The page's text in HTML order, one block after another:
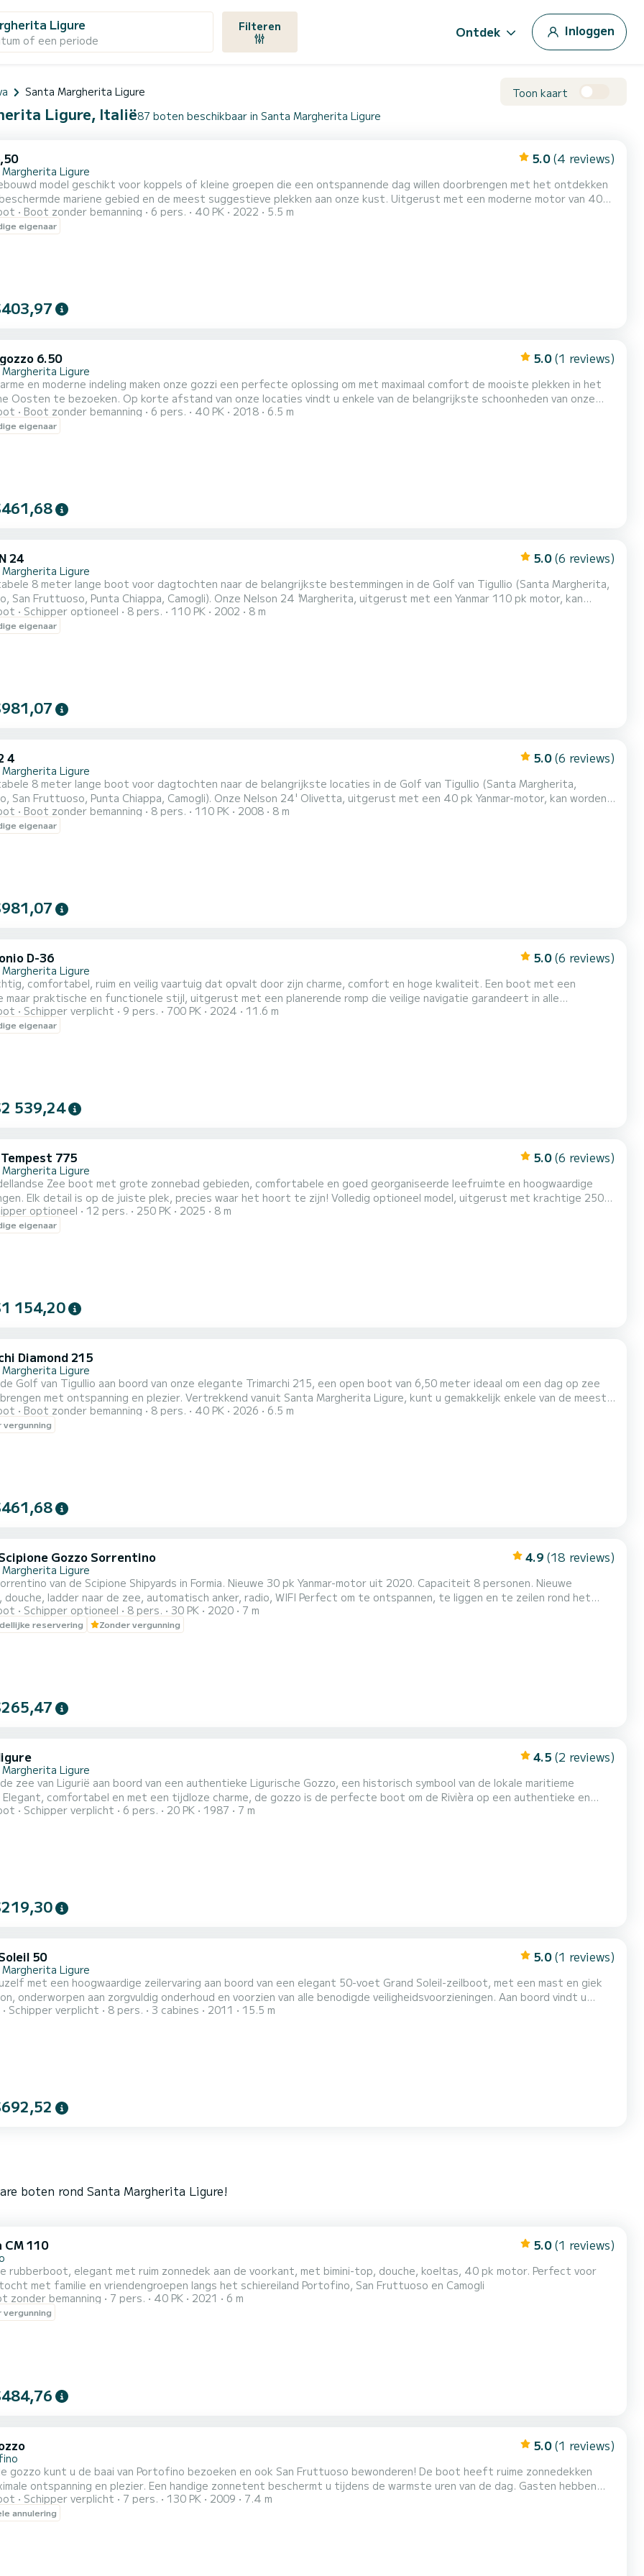
Ligure
of een periode
Filteren Ontdek Inloggen
Santa Margherita Ligure Toon kaart
Ligure, Italië87 boten beschikbaar in Santa Margherita Ligure
5.0 (4 reviews)
Ligure
model geschikt voor koppels of kleine groepen die een ontspannende dag willen doorbrengen met het ontdekken
mariene gebied en de meest suggestieve plekken aan onze kust. Uitgerust met een moderne motor van 40
geen nautische vergunning vereist is, is dit de ideale oplossing voor het in alle comfort en privacy bezoeken van de
plekken in de omgeving zoals Portofino, San Fruttuoso, Punta Chiappa en Camogli. Uitgerust met alle benodigde opties
Boot zonder bemanning 6 pers. 40 PK 2022 5.5 m
eigenaar
6.50 5.0 (1 reviews)
Ligure
en moderne indeling maken onze gozzi een perfecte oplossing om met maximaal comfort de mooiste plekken in het
Oosten te bezoeken. Op korte afstand van onze locaties vindt u enkele van de belangrijkste schoonheden van onze
Portofino, San Fruttuoso en Camogli. Een stille motor, ruime kussens met luifel en een praktische koelbox maken uw dag
Boot zonder bemanning 6 pers. 40 PK 2018 6.5 m
eigenaar
24 5.0 (6 reviews)
Ligure
8 meter lange boot voor dagtochten naar de belangrijkste bestemmingen in de Golf van Tigullio (Santa Margherita,
San Fruttuoso, Punta Chiappa, Camogli). Onze Nelson 24 'Margherita, uitgerust met een Yanmar 110 pk motor, kan
met een vaarbewijs en is geconfigureerd met de belangrijkste opties zoals een elektrische ankerlier, zonnetent,
kussens, zoetwaterdouche, zwemtrap, kleine cabine, koelbox. De ruime indeling maakt het mogelijk om de dag op zee i...
Schipper optioneel 8 pers. 110 PK 2002 8 m
eigenaar
4 5.0 (6 reviews)
Ligure
8 meter lange boot voor dagtochten naar de belangrijkste locaties in de Golf van Tigullio (Santa Margherita,
San Fruttuoso, Punta Chiappa, Camogli). Onze Nelson 24' Olivetta, uitgerust met een 40 pk Yanmar-motor, kan worden
zonder vaarbewijs en is voorzien van belangrijke opties zoals een elektrische ankerlier, zonnetent, zonnedek kussens,
stereo, USB-aansluiting, zwemtrap, kleine cabine, koelbox. De ruime indeling maakt het mogelijk om de dag op...
Boot zonder bemanning 8 pers. 110 PK 2008 8 m
eigenaar
D-36 5.0 (6 reviews)
Ligure
comfortabel, ruim en veilig vaartuig dat opvalt door zijn charme, comfort en hoge kwaliteit. Een boot met een
maar praktische en functionele stijl, uitgerust met een planerende romp die veilige navigatie garandeert in alle
Een ambachtelijke productie ondersteund, maar nooit vervangen, door de meest recente technologieën evenals
gecombineerd met modernere afwerkingsmaterialen om het comfort aan boord te maximaliseren. Perfect om
Schipper verplicht 9 pers. 700 PK 2024 11.6 m
eigenaar
539,24
775 5.0 (6 reviews)
Ligure
Zee boot met grote zonnebad gebieden, comfortabele en goed georganiseerde leefruimte en hoogwaardige
Elk detail is op de juiste plek, precies waar het hoort te zijn! Volledig optioneel model, uitgerust met krachtige 250
buitenboordmotor, flexiteak dek en zwemplateau, elektrische lier, zonnescherm, IJskist, VHF, Fusion stereo systeem.
worden bestuurd met een vaarbewijs en is perfect om de mooiste plekken in de buurt van Portofino, Sestri Levante, Ca...
optioneel 12 pers. 250 PK 2025 8 m
eigenaar
154,20
Diamond 215
Ligure
Golf van Tigullio aan boord van onze elegante Trimarchi 215, een open boot van 6,50 meter ideaal om een dag op zee
en plezier. Vertrekkend vanuit Santa Margherita Ligure, kunt u gemakkelijk enkele van de meest
plaatsen aan de Riviera di Levante bereiken, zoals Portofino, San Fruttuoso en de prachtige verborgen baaien van de
Ligurische kust. De boot biedt comfortabel plaats aan maximaal 8 personen en is uitgerust met een betrouwbare Yamaha...
Boot zonder bemanning 8 pers. 40 PK 2026 6.5 m
vergunning
Gozzo Sorrentino 4.9 (18 reviews)
Ligure
van de Scipione Shipyards in Formia. Nieuwe 30 pk Yanmar-motor uit 2020. Capaciteit 8 personen. Nieuwe
douche, ladder naar de zee, automatisch anker, radio, WIFI Perfect om te ontspannen, te liggen en te zeilen rond het
zeegebied van Portofino en om te zwemmen in de vele baaien in de omgeving. SCHIPPER op aanvraag!
Schipper optioneel 8 pers. 30 PK 2020 7 m
reservering Zonder vergunning
4.5 (2 reviews)
Ligure
zee van Ligurië aan boord van een authentieke Ligurische Gozzo, een historisch symbool van de lokale maritieme
comfortabel en met een tijdloze charme, de gozzo is de perfecte boot om de Rivièra op een authentieke en
manier te ervaren. Dankzij zijn stabiele en comfortabele navigatie is het ideaal om de wonderen van het Regionaal
Schipper verplicht 6 pers. 20 PK 1987 7 m
50 5.0 (1 reviews)
Ligure
met een hoogwaardige zeilervaring aan boord van een elegant 50-voet Grand Soleil-zeilboot, met een mast en giek
onderworpen aan zorgvuldig onderhoud en voorzien van alle benodigde veiligheidsvoorzieningen. Aan boord vindt u
gemakken zoals Wi-Fi, een Bose-audiosysteem met Fusion, een 32-inch LG-tv, luxe leren banken en comfortabele
Schipper verplicht 8 pers. 3 cabines 2011 15.5 m
boten rond Santa Margherita Ligure!
CM 110 5.0 (1 reviews)
rubberboot, elegant met ruim zonnedek aan de voorkant, met bimini-top, douche, koeltas, 40 pk motor. Perfect voor
met familie en vriendengroepen langs het schiereiland Portofino, San Fruttuoso en Camogli
zonder bemanning 7 pers. 40 PK 2021 6 m
vergunning
5.0 (1 reviews)
gozzo kunt u de baai van Portofino bezoeken en ook San Fruttuoso bewonderen! De boot heeft ruime zonnedekken
ontspanning en plezier. Een handige zonnetent beschermt u tijdens de warmste uren van de dag. Gasten hebben
over een cabine om zich om te kleden en persoonlijke spullen op te bergen. Maximaal 7 personen + schipper.
in de prijs: - Privéboot met schipper - Een fles mousserende wijn - Kussens en handdoeken - Brandstofkosten - Maskers
Schipper verplicht 7 pers. 130 PK 2009 7.4 m
annulering